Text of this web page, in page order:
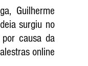
Guilherme
surgiu no
causa da
online